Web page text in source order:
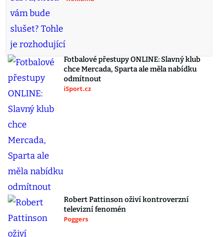
Fotbalové přestupy ONLINE: Slavný klub
chce Mercada, Sparta ale měla nabídku
odmítnout
iSport.cz
Robert Pattinson oživí kontroverzní
televizní fenomén
Poggers